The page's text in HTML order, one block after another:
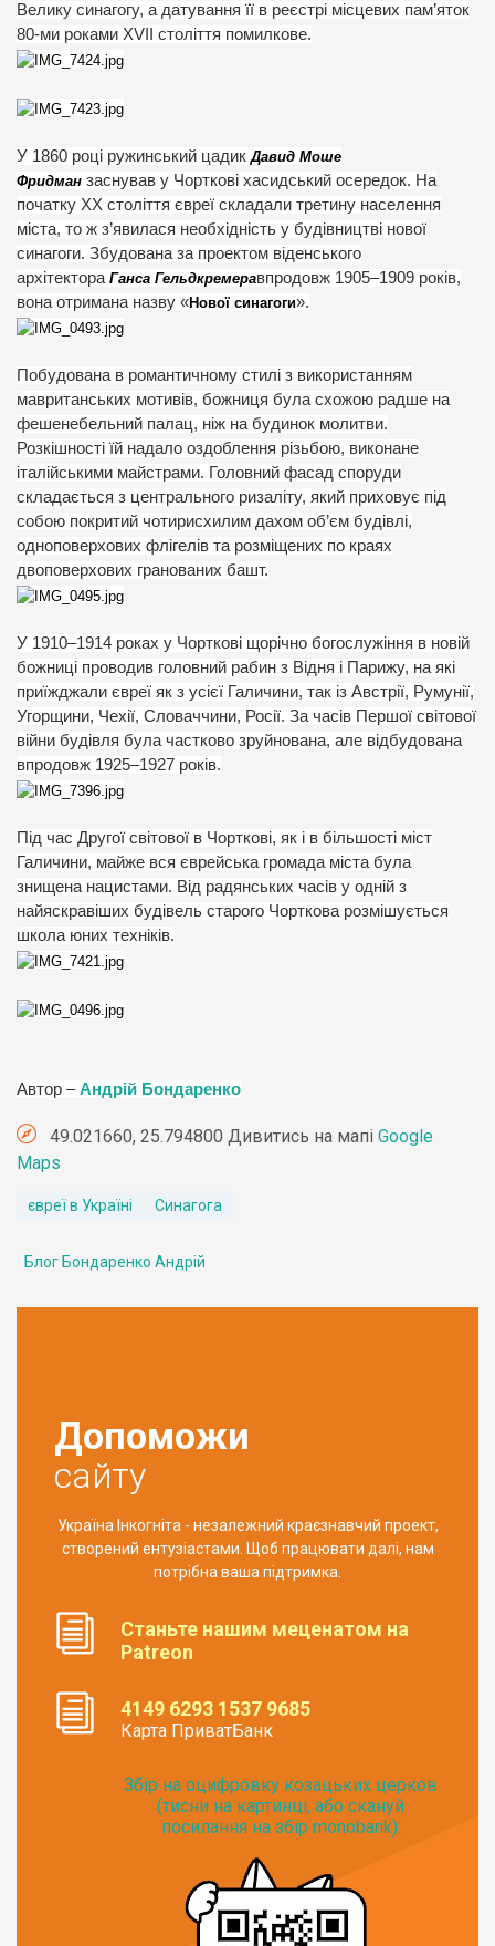
Велику синагогу, а датування її в реєстрі місцевих пам’яток
80-ми роками XVII століття помилкове.
У 1860 році ружинський цадик Давид Моше
Фридман заснував у Чорткові хасидський осередок. На
початку ХХ століття євреї складали третину населення
міста, то ж з’явилася необхідність у будівництві нової
синагоги. Збудована за проектом віденського
архітектора Ганса Гельдкремеравпродовж 1905–1909 років,
вона отримана назву «Нової синагоги».
Побудована в романтичному стилі з використанням
мавританських мотивів, божниця була схожою радше на
фешенебельний палац, ніж на будинок молитви.
Розкішності їй надало оздоблення різьбою, виконане
італійськими майстрами. Головний фасад споруди
складається з центрального ризаліту, який приховує під
собою покритий чотирисхилим дахом об’єм будівлі,
одноповерхових флігелів та розміщених по краях
двоповерхових гранованих башт.
У 1910–1914 роках у Чорткові щорічно богослужіння в новій
божниці проводив головний рабин з Відня і Парижу, на які
приїжджали євреї як з усієї Галичини, так із Австрії, Румунії,
Угорщини, Чехії, Словаччини, Росії. За часів Першої світової
війни будівля була частково зруйнована, але відбудована
впродовж 1925–1927 років.
Під час Другої світової в Чорткові, як і в більшості міст
Галичини, майже вся єврейська громада міста була
знищена нацистами. Від радянських часів у одній з
найяскравіших будівель старого Чорткова розмішується
школа юних техніків.
Автор –Андрій Бондаренко
49.021660, 25.794800 Дивитись на мапі Google
Maps
євреї в Україні Синагога
Блог Бондаренко Андрій
Допоможи
сайту
Україна Інкогніта - незалежний краєзнавчий проект,
створений ентузіастами. Щоб працювати далі, нам
потрібна ваша підтримка.
Станьте нашим меценатом на
Patreon
4149 6293 1537 9685
Карта ПриватБанк
Збір на оцифровку козацьких церков
(тисни на картинці, або скануй
посилання на збір monobank):